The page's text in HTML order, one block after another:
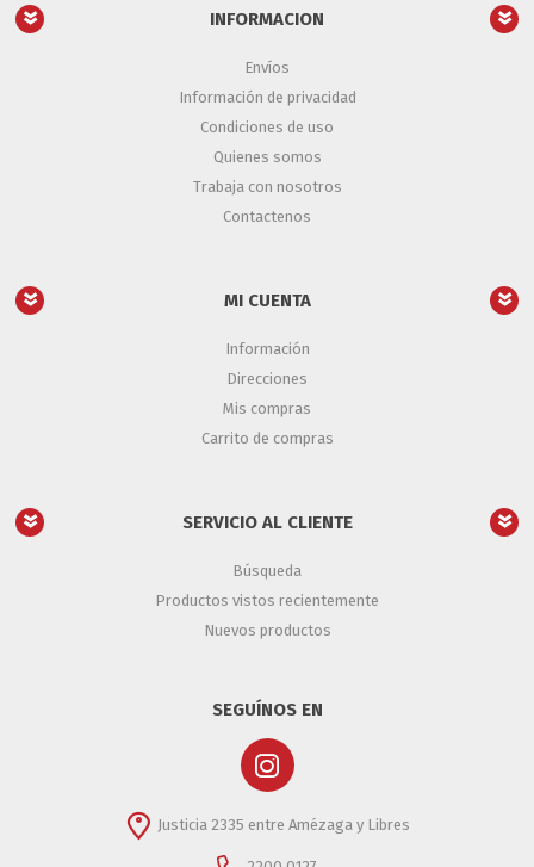
INFORMACION
Envíos
Información de privacidad
Condiciones de uso
Quienes somos
Trabaja con nosotros
Contactenos
MI CUENTA
Información
Direcciones
Mis compras
Carrito de compras
SERVICIO AL CLIENTE
Búsqueda
Productos vistos recientemente
Nuevos productos
SEGUÍNOS EN
Justicia 2335 entre Amézaga y Libres